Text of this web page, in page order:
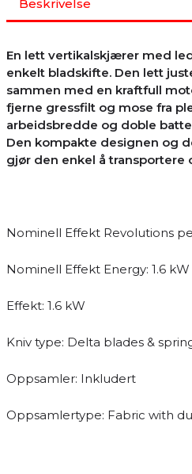
Beskrivelse
En lett vertikalskjærer med
enkelt bladskifte. Den lett
sammen med en kraftfull
fjerne gressfilt og mose fra
arbeidsbredde og doble
Den kompakte designen og
gjør den enkel å transportere
Nominell Effekt Revolutions
Nominell Effekt Energy: 1.6 kW
Effekt: 1.6 kW
Kniv type: Delta blades &
Oppsamler: Inkludert
Oppsamlertype: Fabric with